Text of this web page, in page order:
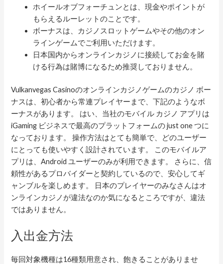
ホイールオブフォーチュンとは、現金やポイントが
もらえるルーレットのことです。
ボーナスは、カジノスロットゲームやその他のオン
ラインゲームでご利用いただけます。
日本国内からオンラインカジノに接続してお金を賭
ける行為は賭博になるため推奨しておりません。
Vulkanvegas Casinoのオンラインカジノゲームのカジノ ボー
ナスは、初心者から常連プレイヤーまで、下記のようなボ
ーナスがあります。 はい、当社のモバイル カジノ アプリは
iGaming ビジネスで最高のプラットフォームの just one つに
なっております。 操作方法はとても簡単で、どのユーザー
にとっても使いやすく設計されています。 このモバイルア
プリは、Android ユーザーのみが利用できます。 さらに、信
頼性があるプロバイダーと契約しているので、安心してギ
ャンブルを楽しめます。 日本のプレイヤーのみなさんはオ
ンラインカジノが違法なのか気になるところですが、違法
ではありません。
入出金方法
毎回対象機種は16種類用意され、飽きることがありませ